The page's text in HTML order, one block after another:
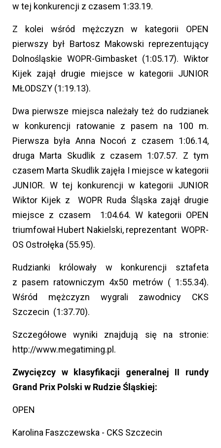
w tej konkurencji z czasem 1:33.19.
Z kolei wśród mężczyzn w kategorii OPEN
pierwszy był Bartosz Makowski reprezentujący
Dolnośląskie WOPR-Gimbasket (1:05.17). Wiktor
Kijek zajął drugie miejsce w kategorii JUNIOR
MŁODSZY (1:19.13).
Dwa pierwsze miejsca należały też do rudzianek
w konkurencji ratowanie z pasem na 100 m.
Pierwsza była Anna Nocoń z czasem 1:06.14,
druga Marta Skudlik z czasem 1:07.57. Z tym
czasem Marta Skudlik zajęła I miejsce w kategorii
JUNIOR. W tej konkurencji w kategorii JUNIOR
Wiktor Kijek z WOPR Ruda Śląska zajął drugie
miejsce z czasem 1:04.64. W kategorii OPEN
triumfował Hubert Nakielski, reprezentant WOPR-
OS Ostrołęka (55.95).
Rudzianki królowały w konkurencji sztafeta
z pasem ratowniczym 4x50 metrów ( 1:55.34).
Wśród mężczyzn wygrali zawodnicy CKS
Szczecin (1:37.70).
Szczegółowe wyniki znajdują się na stronie:
http://www.megatiming.pl.
Zwycięzcy w klasyfikacji generalnej II rundy
Grand Prix Polski w Rudzie Śląskiej:
OPEN
Karolina Faszczewska - CKS Szczecin